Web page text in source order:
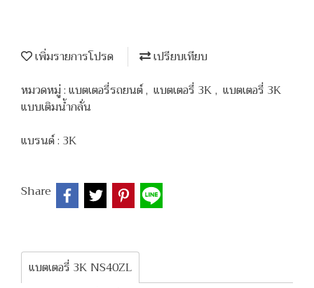
เพิ่มรายการโปรด
เปรียบเทียบ
หมวดหมู่ :แบตเตอรี่รถยนต์, แบตเตอรี่ 3K, แบตเตอรี่ 3K
แบบเติมน้ำกลั่น
แบรนด์ : 3K
Share
แบตเตอรี่ 3K NS40ZL